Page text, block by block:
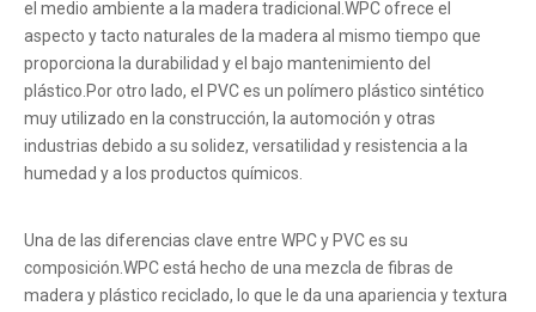
el medio ambiente a la madera tradicional.WPC ofrece el
aspecto y tacto naturales de la madera al mismo tiempo que
proporciona la durabilidad y el bajo mantenimiento del
plástico.Por otro lado, el PVC es un polímero plástico sintético
muy utilizado en la construcción, la automoción y otras
industrias debido a su solidez, versatilidad y resistencia a la
humedad y a los productos químicos.
Una de las diferencias clave entre WPC y PVC es su
composición.WPC está hecho de una mezcla de fibras de
madera y plástico reciclado, lo que le da una apariencia y textura